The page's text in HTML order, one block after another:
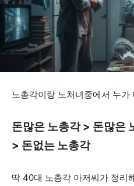
노총각이랑 노처녀중에서 누가
돈많은 노총각 > 돈많은
> 돈없는 노총각
딱 40대 노총각 아저씨가 정리